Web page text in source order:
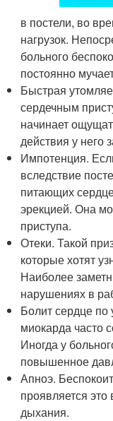
в постели, во
нагрузок.
больного
постоянно
Быстрая
сердечным
начинает
действия у него
Импотенция.
вследствие
питающих
эрекцией. Она
приступа.
Отеки. Такой
которые хотят
Наиболее
нарушениях в
Болит сердце
миокарда часто
Иногда у
повышенное
Апноэ.
проявляется
дыхания.